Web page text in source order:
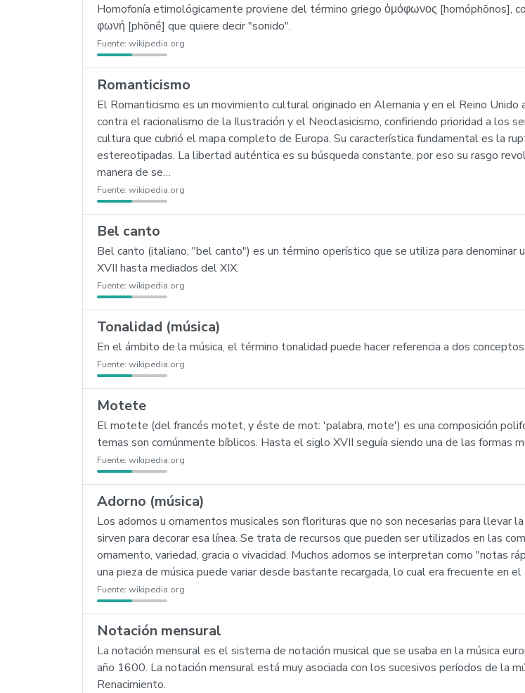
Homofonía etimológicamente proviene del término griego ὁμόφωνος [homóphōnos],
φωνή [phōnḗ] que quiere decir "sonido".
Fuente: wikipedia.org
Romanticismo
El Romanticismo es un movimiento cultural originado en Alemania y en el Reino Unido
contra el racionalismo de la Ilustración y el Neoclasicismo, confiriendo prioridad a los
cultura que cubrió el mapa completo de Europa. Su característica fundamental es la
estereotipadas. La libertad auténtica es su búsqueda constante, por eso su rasgo
manera de se…
Fuente: wikipedia.org
Bel canto
Bel canto (italiano, "bel canto") es un término operístico que se utiliza para
XVII hasta mediados del XIX.
Fuente: wikipedia.org
Tonalidad (música)
En el ámbito de la música, el término tonalidad puede hacer referencia a dos
Fuente: wikipedia.org
Motete
El motete (del francés motet, y éste de mot: 'palabra, mote') es una composición
temas son comúnmente bíblicos. Hasta el siglo XVII seguía siendo una de las formas
Fuente: wikipedia.org
Adorno (música)
Los adornos u ornamentos musicales son florituras que no son necesarias para llevar
sirven para decorar esa línea. Se trata de recursos que pueden ser utilizados en las
ornamento, variedad, gracia o vivacidad. Muchos adornos se interpretan como "notas
una pieza de música puede variar desde bastante recargada, lo cual era frecuente en
Fuente: wikipedia.org
Notación mensural
La notación mensural es el sistema de notación musical que se usaba en la música
año 1600. La notación mensural está muy asociada con los sucesivos períodos de la
Renacimiento.